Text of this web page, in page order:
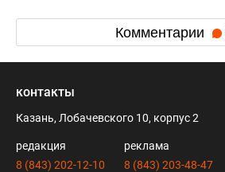
Комментарии
контакты
Казань, Лобачевского 10, корпус 2
редакция
8 (843) 202-12-10
реклама
8 (843) 203-48-47